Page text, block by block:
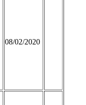
08/02/2020